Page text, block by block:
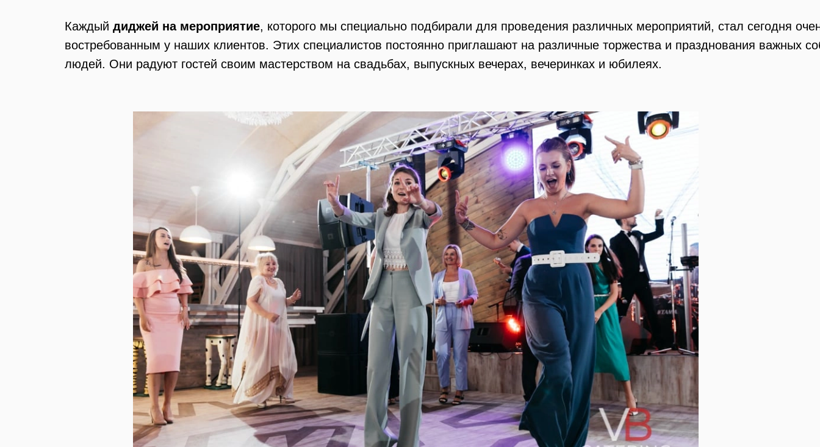
Каждый диджей на мероприятие, которого мы специально подбирали для проведения различных мероприятий, стал сегодня
востребованным у наших клиентов. Этих специалистов постоянно приглашают на различные торжества и празднования важных
людей. Они радуют гостей своим мастерством на свадьбах, выпускных вечерах, вечеринках и юбилеях.